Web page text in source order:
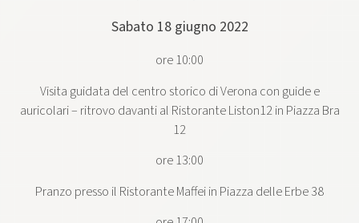
Sabato 18 giugno 2022
ore 10:00
Visita guidata del centro storico di Verona con guide e
auricolari – ritrovo davanti al Ristorante Liston12 in Piazza Bra
12
ore 13:00
Pranzo presso il Ristorante Maffei in Piazza delle Erbe 38